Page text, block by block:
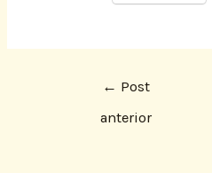
← Post
anterior